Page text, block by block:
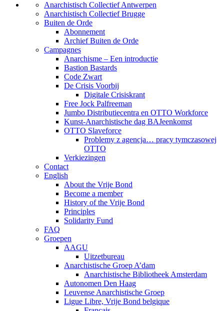
Anarchistisch Collectief Antwerpen
Anarchistisch Collectief Brugge
Buiten de Orde
Abonnement
Archief Buiten de Orde
Campagnes
Anarchisme – Een introductie
Bastion Bastards
Code Zwart
De Crisis Voorbij
Digitale Crisiskrant
Free Jock Palfreeman
Jumbo Distributiecentra en OTTO Workforce
Kunst-Anarchistische dag BAJeenkomst
OTTO Slaveforce
Problemy z agencja… pracy tymczasowej
OTTO
Verkiezingen
Contact
English
About the Vrije Bond
Become a member
History of the Vrije Bond
Principles
Solidarity Fund
FAQ
Groepen
AAGU
Uitzetbureau
Anarchistische Groep A’dam
Anarchistische Bibliotheek Amsterdam
Autonomen Den Haag
Leuvense Anarchistische Groep
Ligue Libre, Vrije Bond belgique